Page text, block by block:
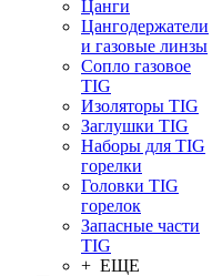
Цанги
Цангодержатели
и газовые линзы
Сопло газовое
TIG
Изоляторы TIG
Заглушки TIG
Наборы для TIG
горелки
Головки TIG
горелок
Запасные части
TIG
+ ЕЩЕ